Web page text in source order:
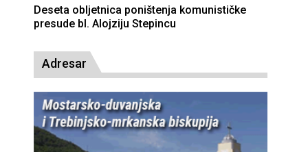
Deseta obljetnica poništenja komunističke
presude bl. Alojziju Stepincu
Adresar